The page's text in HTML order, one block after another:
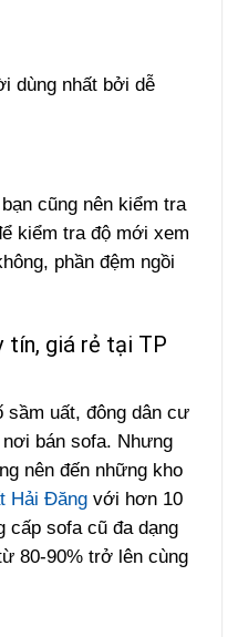
dùng nhất bởi dễ
cũng nên kiểm tra
kiểm tra độ mới xem
phần đệm ngồi
tín, giá rẻ tại TP
sầm uất, đông dân cư
bán sofa. Nhưng
nên đến những kho
Hải Đăng với hơn 10
cấp sofa cũ đa dạng
80-90% trở lên cùng